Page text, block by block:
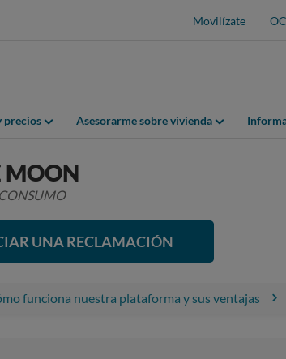
Movilízate
precios Asesorarme sobre vivienda
MOON
UNA RECLAMACIÓN
funciona nuestra plataforma y sus ventajas